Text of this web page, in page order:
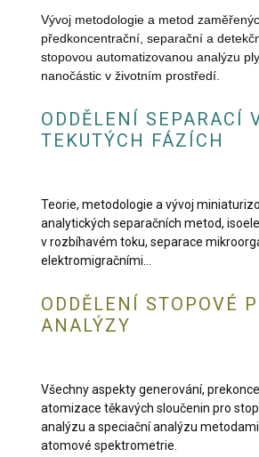
Vývoj metodologie a metod
předkoncentrační, separační a
stopovou automatizovanou analýzu
nanočástic v životním prostředí.
ODDĚLENÍ SEPARACÍ
TEKUTÝCH FÁZÍCH
Teorie, metodologie a vývoj
analytických separačních metod,
v rozbíhavém toku, separace
elektromigračními...
ODDĚLENÍ STOPOVÉ
ANALÝZY
Všechny aspekty generování,
atomizace těkavých sloučenin pro
analýzu a speciační analýzu
atomové spektrometrie.